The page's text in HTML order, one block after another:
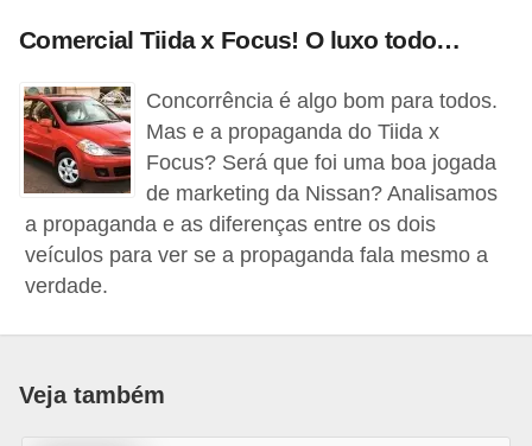
Comercial Tiida x Focus! O luxo todo…
Concorrência é algo bom para todos.
Mas e a propaganda do Tiida x
Focus? Será que foi uma boa jogada
de marketing da Nissan? Analisamos
a propaganda e as diferenças entre os dois
veículos para ver se a propaganda fala mesmo a
verdade.
Veja também
o
s
e
o
p
c
i
o
n
i